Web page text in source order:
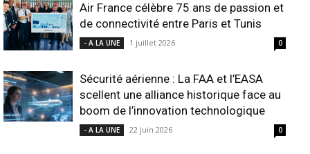
Air France célèbre 75 ans de passion et
de connectivité entre Paris et Tunis
- A LA UNE 1 juillet 2026 0
Sécurité aérienne : La FAA et l’EASA
scellent une alliance historique face au
boom de l’innovation technologique
- A LA UNE 22 juin 2026 0